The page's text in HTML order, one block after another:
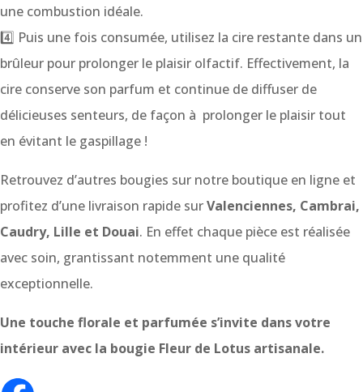
une combustion idéale.
4️⃣ Puis une fois consumée, utilisez la cire restante dans un
brûleur pour prolonger le plaisir olfactif. Effectivement, la
cire conserve son parfum et continue de diffuser de
délicieuses senteurs, de façon à prolonger le plaisir tout
en évitant le gaspillage !
Retrouvez d’autres bougies sur notre boutique en ligne et
profitez d’une livraison rapide surValenciennes, Cambrai,
Caudry, Lille et Douai. En effet chaque pièce est réalisée
avec soin, grantissant notemment une qualité
exceptionnelle.
Une touche florale et parfumée s’invite dans votre
intérieur avec la bougie Fleur de Lotus artisanale.